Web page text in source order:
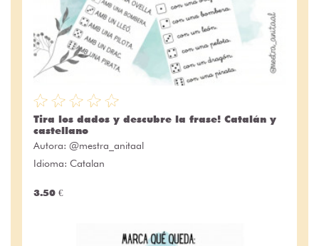
Tira los dados y descubre la frase! Catalán y
castellano
Autora: @mestra_anitaal
Idioma: Catalan
3.50 €